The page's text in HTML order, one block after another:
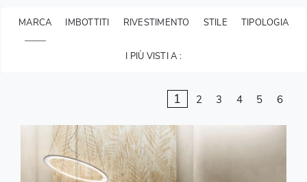
MARCA IMBOTTITI RIVESTIMENTO STILE TIPOLOGIA
I PIÙ VISTI A :
1 2 3 4 5 6